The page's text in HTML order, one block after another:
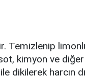
Temizlenip
kimyon ve
dikilerek harcın